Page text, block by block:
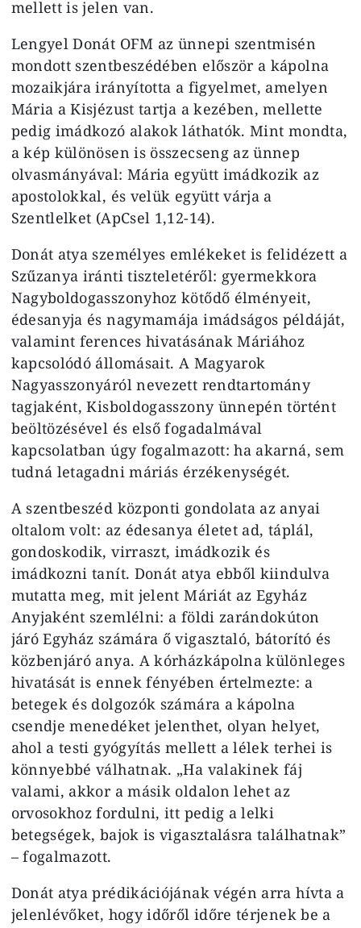
mellett is jelen van.
Lengyel Donát OFM az ünnepi szentmisén
mondott szentbeszédében először a kápolna
mozaikjára irányította a figyelmet, amelyen
Mária a Kisjézust tartja a kezében, mellette
pedig imádkozó alakok láthatók. Mint mondta,
a kép különösen is összecseng az ünnep
olvasmányával: Mária együtt imádkozik az
apostolokkal, és velük együtt várja a
Szentlelket (ApCsel 1,12-14).
Donát atya személyes emlékeket is felidézett a
Szűzanya iránti tiszteletéről: gyermekkora
Nagyboldogasszonyhoz kötődő élményeit,
édesanyja és nagymamája imádságos példáját,
valamint ferences hivatásának Máriához
kapcsolódó állomásait. A Magyarok
Nagyasszonyáról nevezett rendtartomány
tagjaként, Kisboldogasszony ünnepén történt
beöltözésével és első fogadalmával
kapcsolatban úgy fogalmazott: ha akarná, sem
tudná letagadni máriás érzékenységét.
A szentbeszéd központi gondolata az anyai
oltalom volt: az édesanya életet ad, táplál,
gondoskodik, virraszt, imádkozik és
imádkozni tanít. Donát atya ebből kiindulva
mutatta meg, mit jelent Máriát az Egyház
Anyjaként szemlélni: a földi zarándokúton
járó Egyház számára ő vigasztaló, bátorító és
közbenjáró anya. A kórházkápolna különleges
hivatását is ennek fényében értelmezte: a
betegek és dolgozók számára a kápolna
csendje menedéket jelenthet, olyan helyet,
ahol a testi gyógyítás mellett a lélek terhei is
könnyebbé válhatnak. „Ha valakinek fáj
valami, akkor a másik oldalon lehet az
orvosokhoz fordulni, itt pedig a lelki
betegségek, bajok is vigasztalásra találhatnak”
– fogalmazott.
Donát atya prédikációjának végén arra hívta a
jelenlévőket, hogy időről időre térjenek be a